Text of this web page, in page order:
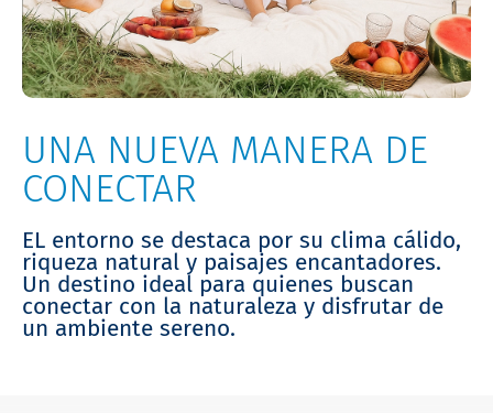
UNA NUEVA MANERA DE
CONECTAR
EL entorno se destaca por su clima cálido,
riqueza natural y paisajes encantadores.
Un destino ideal para quienes buscan
conectar con la naturaleza y disfrutar de
un ambiente sereno.